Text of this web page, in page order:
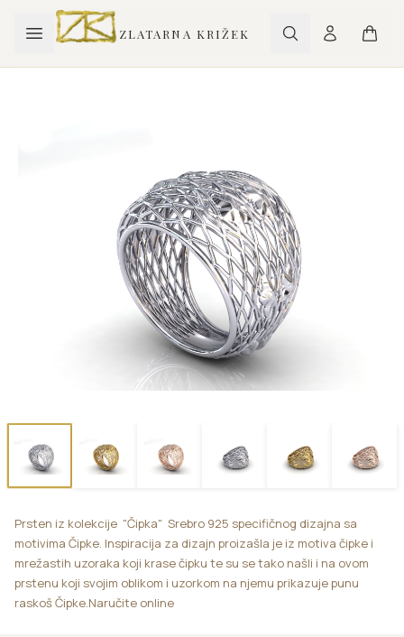
ZLATARNA KRIŽEK
Prsten iz kolekcije "Čipka" Srebro 925 specifičnog dizajna sa
motivima Čipke. Inspiracija za dizajn proizašla je iz motiva čipke i
mrežastih uzoraka koji krase čipku te su se tako našli i na ovom
prstenu koji svojim oblikom i uzorkom na njemu prikazuje punu
raskoš Čipke.Naručite online